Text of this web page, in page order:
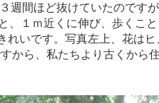
間ほど抜けていたのです
１ｍ近くに伸び、歩くこ
いです。写真左上、花は
から、私たちより古くから